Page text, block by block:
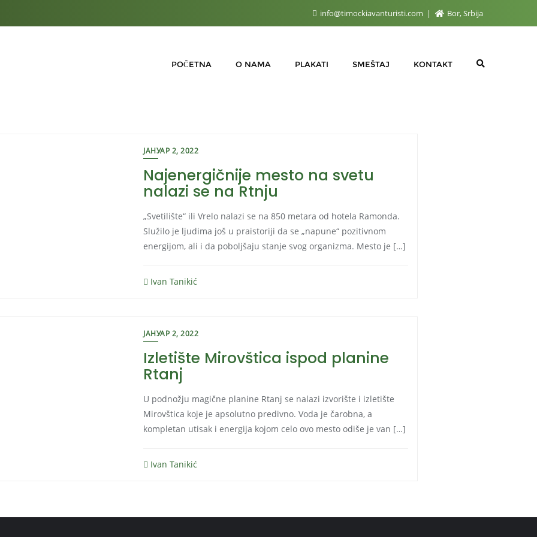
info@timockiavanturisti.com Bor, Srbija
POČETNA O NAMA PLAKATI SMEŠTAJ KONTAKT
ЈАНУАР 2, 2022
Najenergičnije mesto na svetu
nalazi se na Rtnju
„Svetilište“ ili Vrelo nalazi se na 850 metara od hotela Ramonda.
Služilo je ljudima još u praistoriji da se „napune“ pozitivnom
energijom, ali i da poboljšaju stanje svog organizma. Mesto je […]
Ivan Tanikić
ЈАНУАР 2, 2022
Izletište Mirovštica ispod planine
Rtanj
U podnožju magične planine Rtanj se nalazi izvorište i izletište
Mirovštica koje je apsolutno predivno. Voda je čarobna, a
kompletan utisak i energija kojom celo ovo mesto odiše je van […]
Ivan Tanikić